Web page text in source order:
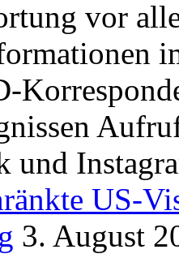
vor
und
US-
3. August